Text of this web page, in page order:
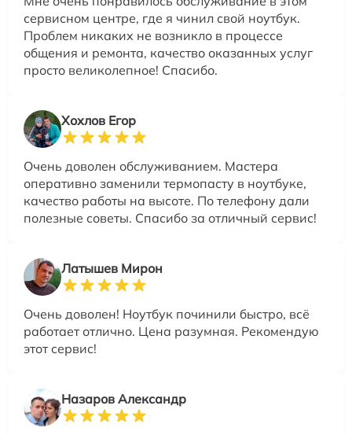
сервисном центре, где я чинил свой ноутбук.
Проблем никаких не возникло в процессе
общения и ремонта, качество оказанных услуг
просто великолепное! Спасибо.
Хохлов Егор
Очень доволен обслуживанием. Мастера
оперативно заменили термопасту в ноутбуке,
качество работы на высоте. По телефону дали
полезные советы. Спасибо за отличный сервис!
Латышев Мирон
Очень доволен! Ноутбук починили быстро, всё
работает отлично. Цена разумная. Рекомендую
этот сервис!
Назаров Александр